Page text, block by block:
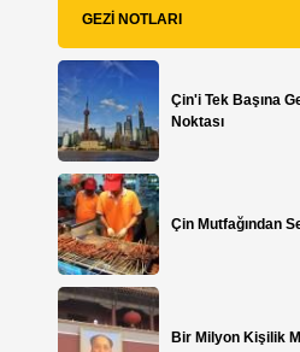
GEZI NOTLARI
Çin'i Tek Başına
Noktası
Çin Mutfağından
Bir Milyon Kişilik